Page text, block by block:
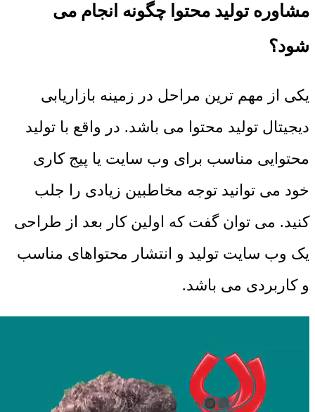
مشاوره تولید محتوا چگونه انجام می
شود؟
یکی از مهم ترین مراحل در زمینه بازاریابی
دیجیتال تولید محتوا می باشد. در واقع با تولید
محتوایی مناسب برای وب سایت یا پیج کاری
خود می توانید توجه مخاطبین زیادی را جلب
کنید. می توان گفت که اولین کار بعد از طراحی
یک وب سایت تولید و انتشار محتواهای مناسب
و کاربردی می باشد.